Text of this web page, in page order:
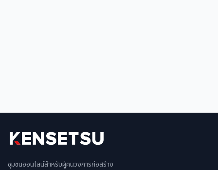
ชุมชนออนไลน์สำหรับผู้คนวงการก่อสร้าง